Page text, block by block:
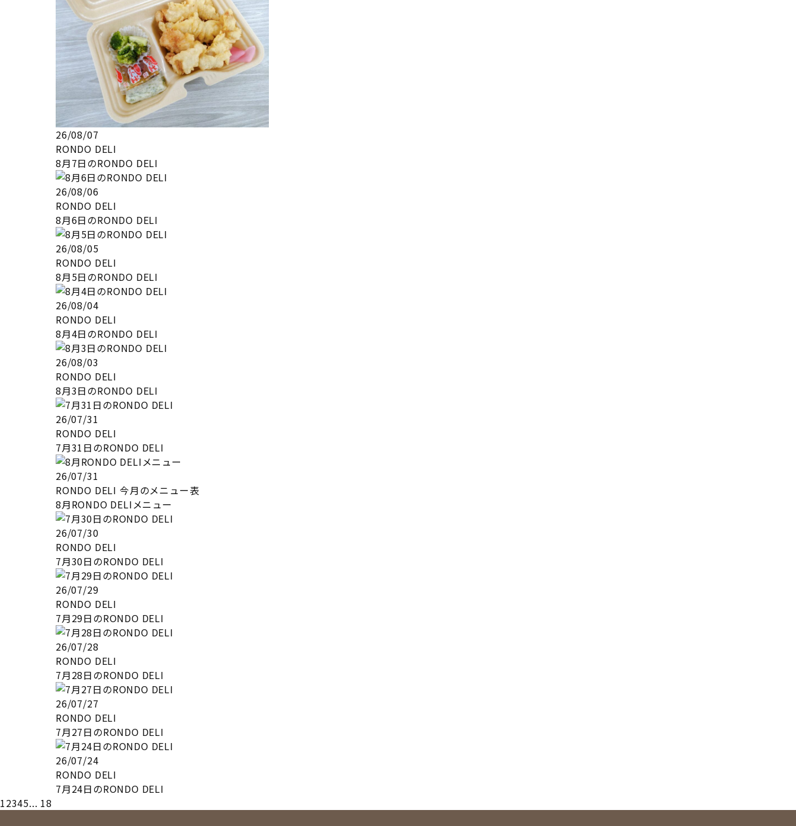
26/08/07
RONDO DELI
8月7日のRONDO DELI
26/08/06
RONDO DELI
8月6日のRONDO DELI
26/08/05
RONDO DELI
8月5日のRONDO DELI
26/08/04
RONDO DELI
8月4日のRONDO DELI
26/08/03
RONDO DELI
8月3日のRONDO DELI
26/07/31
RONDO DELI
7月31日のRONDO DELI
26/07/31
RONDO DELI 今月のメニュー表
8月RONDO DELIメニュー
26/07/30
RONDO DELI
7月30日のRONDO DELI
26/07/29
RONDO DELI
7月29日のRONDO DELI
26/07/28
RONDO DELI
7月28日のRONDO DELI
26/07/27
RONDO DELI
7月27日のRONDO DELI
26/07/24
RONDO DELI
7月24日のRONDO DELI
12345... 18